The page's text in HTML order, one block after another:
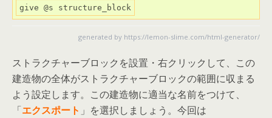
give @s structure_block
generated by https://lemon-slime.com/html-generator/
ストラクチャーブロックを設置・右クリックして、この
建造物の全体がストラクチャーブロックの範囲に収まる
よう設定します。この建造物に適当な名前をつけて、
「エクスポート 」を選択しましょう。今回は